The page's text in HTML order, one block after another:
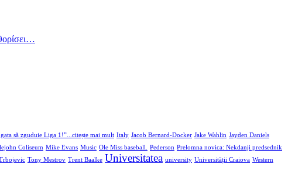
gata să zguduie Liga 1!”...citește mai mult Italy Jacob Bernard-Docker Jake Wahlin Jayden Daniels
Coliseum Mike Evans Music Ole Miss baseball. Pederson Prelomna novica: Nekdanji predsednik
Tony Mestrov Trent Baalke Universitatea university Universității Craiova Western